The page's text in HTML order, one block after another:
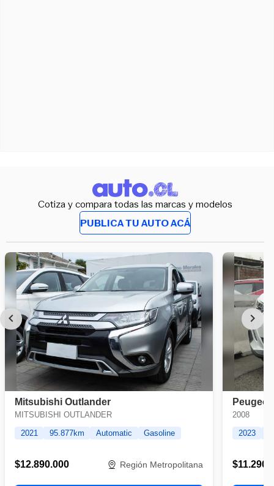
Cotiza y compara todas las marcas y modelos
PUBLICA TU AUTO ACÁ